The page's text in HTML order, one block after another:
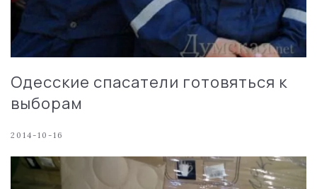
Одесские спасатели готовяться к
выборам
2014-10-16